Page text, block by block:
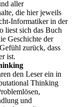
aller
die hier jeweils
Informatiker in der
liest sich das Buch
Geschichte der
zurück, dass
ist.
den Leser ein in
Thinking
und